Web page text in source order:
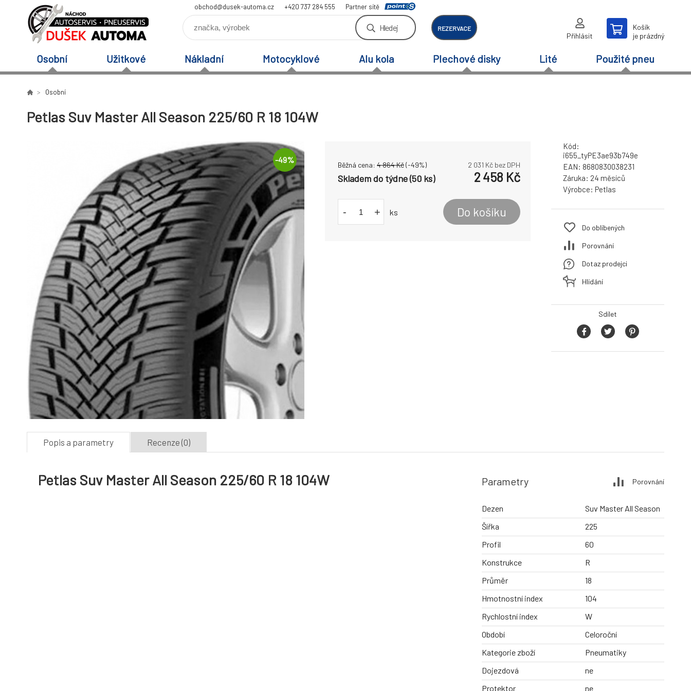
obchod@dusek-automa.cz +420 737 284 555 Partner sítě
Hledej REZERVACE
Přihlásit
Košík
je prázdný
Osobní Užitkové Nákladní Motocyklové Alu kola Plechové disky Lité Použité pneu
Osobní
Petlas Suv Master All Season 225/60 R 18 104W
-49%
Běžná cena: 4 864Kč(-49%) 2 031 Kč bez DPH
Skladem do týdne (50 ks) 2 458 Kč
- + ks Do košíku
Kód:
i655_tyPE3ae93b749e
EAN: 8680830038231
Záruka: 24 měsíců
Výrobce: Petlas
Do oblíbených
Porovnání
Dotaz prodejci
Hlídání
Sdílet
Popis a parametry Recenze (0)
Petlas Suv Master All Season 225/60 R 18 104W Parametry Porovnání
Dezen
Suv Master All Season
Šířka
225
Profil
60
Konstrukce
R
Průměr
18
Hmotnostní index
104
Rychlostní index
W
Období
Celoroční
Kategorie zboží
Pneumatiky
Dojezdová
ne
Protektor
ne